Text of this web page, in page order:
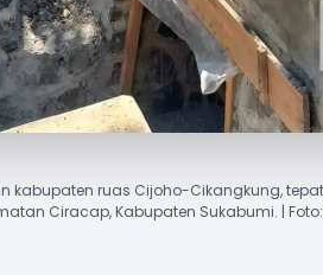
kabupaten ruas Cijoho-Cikangkung,
Ciracap, Kabupaten Sukabumi. |